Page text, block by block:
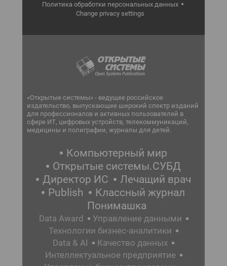
Политика обработки персональных данных
Change privacy settings
«Открытые системы» - ведущее российское
издательство, выпускающее широкий спектр изданий
для профессионалов и активных пользователей в
сфере ИТ, цифровых устройств, телекоммуникаций,
медицины и полиграфии, журналы для детей.
Компьютерный мир
Открытые системы.СУБД
Директор ИС
Лечащий врач
Publish
Классный журнал
Понимашка
Data Award
Управление данными
Технологии бизнес-аналитики
Data & AI
Качество данных
Интеллектуальное предприятие